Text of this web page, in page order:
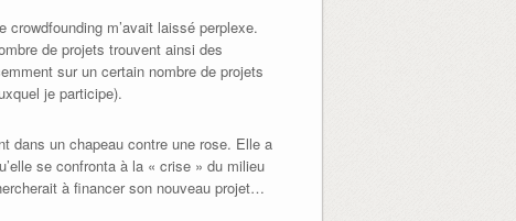
m’avait laissé perplexe.
de projets trouvent ainsi des
sur un certain nombre de projets
je participe).
dans un chapeau contre une rose. Elle a
se confronta à la « crise » du milieu
à financer son nouveau projet…